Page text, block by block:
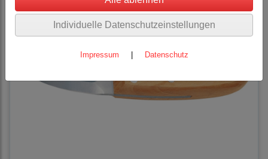
Individuelle Datenschutzeinstellungen
Impressum Datenschutz